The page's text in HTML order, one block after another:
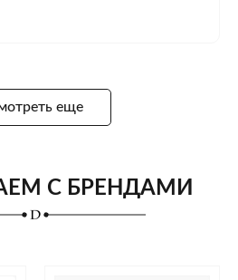
еще
С БРЕНДАМИ